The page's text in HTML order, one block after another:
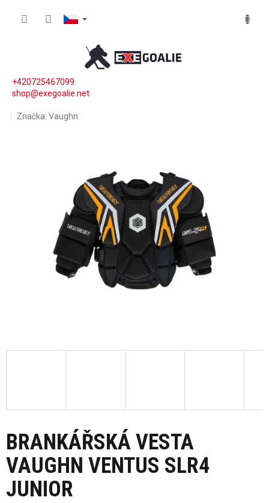
+420725467099
shop@exegoalie.net
Značka: Vaughn
BRANKÁŘSKÁ VESTA
VAUGHN VENTUS SLR4
JUNIOR